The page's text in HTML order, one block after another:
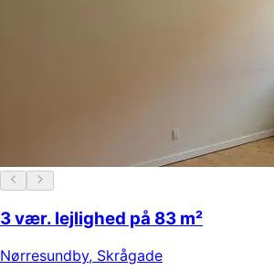
3 vær. lejlighed på 83 m²
Nørresundby, Skrågade